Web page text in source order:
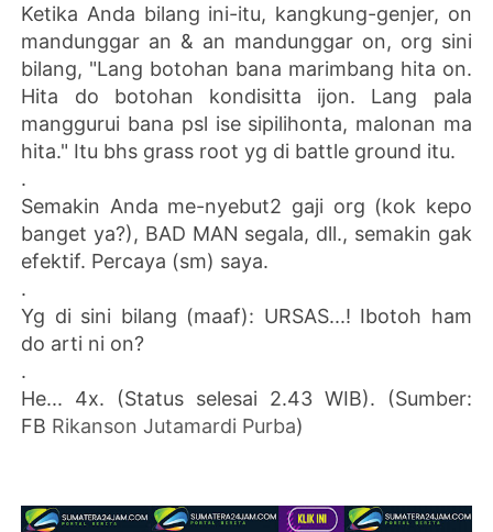
Ketika Anda bilang ini-itu, kangkung-genjer, on
mandunggar an & an mandunggar on, org sini
bilang, "Lang botohan bana marimbang hita on.
Hita do botohan kondisitta ijon. Lang pala
manggurui bana psl ise sipilihonta, malonan ma
hita." Itu bhs grass root yg di battle ground itu.
.
Semakin Anda me-nyebut2 gaji org (kok kepo
banget ya?), BAD MAN segala, dll., semakin gak
efektif. Percaya (sm) saya.
.
Yg di sini bilang (maaf): URSAS...! Ibotoh ham
do arti ni on?
.
He... 4x. (Status selesai 2.43 WIB). (Sumber:
FB Rikanson Jutamardi Purba)